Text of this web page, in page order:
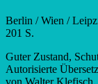
Berlin / Wien /
201 S.
Guter Zustand,
Autorisierte
von Walter Klefisch.